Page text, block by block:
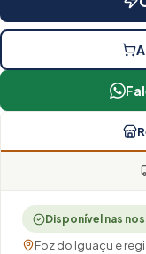
Disponível nas
Foz do Iguaçu e